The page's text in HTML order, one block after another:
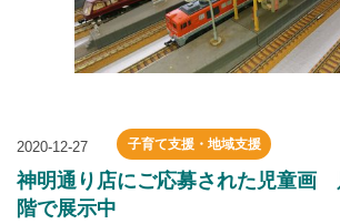
2020-12-27 子育て支援・地域支援
神明通り店にご応募された児童画
階で展示中